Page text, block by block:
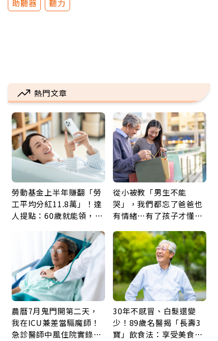
助聽器 聽力
熱門文章
勞動基金上半年賺翻「勞
工平均分紅11.8萬」！達
人提點：60歲就能領，重
從小被教「男生不能
哭」，我們都忘了爸爸也
有情緒…有了孩子才懂：
久違的關心
農曆7月鬼門開第二天，
我在ICU兼差當驅魔師！
急診醫師中風住院實錄：
30年不感冒、白髮還變
少！89歲名醫揭「長壽3
寶」飲食法：享受美食不